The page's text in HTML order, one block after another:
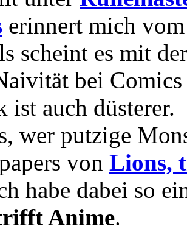
erinnert mich
scheint es mit
bei Comics
ist auch düsterer.
wer putzige
von Lions,
habe dabei so
Anime.